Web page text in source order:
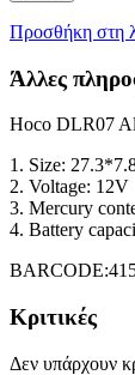
Προσθήκη στη
Άλλες
Hoco DLR07
1. Size:
2. Voltage: 12V
3. Mercury
4. Battery
Κριτικές
Δεν υπάρχουν